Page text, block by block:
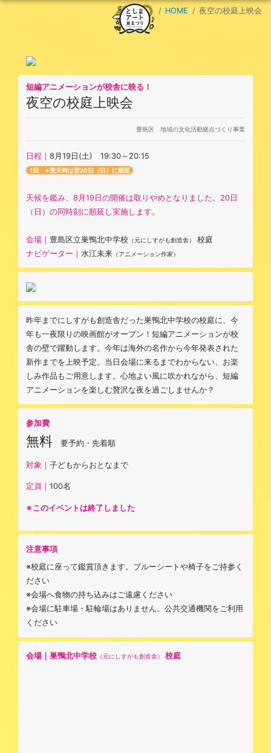
HOME 夜空の校庭上映会
短編アニメーションが校舎に映る！
夜空の校庭上映会
豊島区 地域の文化活動拠点づくり事業
日程｜ 8月19日(土) 19:30～20:15
1回 ※荒天時は翌20日（日）に順延
天候を鑑み、8月19日の開催は取りやめとなりました。20日
（日）の同時刻に順延し実施します。
会場｜ 豊島区立巣鴨北中学校 （元にしすがも創造舎）
校庭
ナビゲーター｜ 水江未来（アニメーション作家）
昨年までにしすがも創造舎だった巣鴨北中学校の校庭に、今
年も一夜限りの映画館がオープン！短編アニメーションが校
舎の壁で躍動します。今年は海外の名作から今年発表された
新作までを上映予定。当日会場に来るまでわからない、お楽
しみ作品もご用意します。心地よい風に吹かれながら、短編
アニメーションを楽しむ贅沢な夜を過ごしませんか？
参加費
無料要予約・先着順
対象｜ 子どもからおとなまで
定員｜ 100名
※このイベントは終了しました
注意事項
※校庭に座って鑑賞頂きます。ブルーシートや椅子をご持参く
ださい
※会場へ食物の持ち込みはご遠慮ください
※会場に駐車場・駐輪場はありません。公共交通機関をご利用
ください
会場｜巣鴨北中学校（元にしすがも創造舎） 校庭